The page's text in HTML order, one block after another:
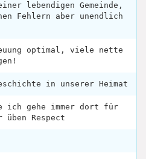
lebendigen Gemeinde,
Fehlern aber unendlich
optimal, viele nette
in unserer Heimat
ich gehe immer dort für
üben Respect